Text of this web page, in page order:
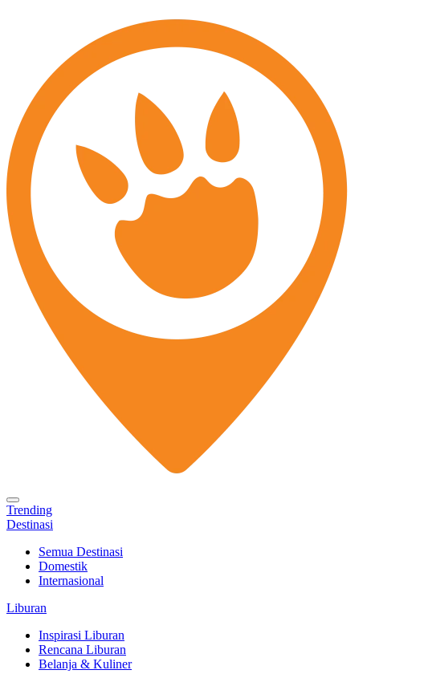
Trending
Destinasi
Semua Destinasi
Domestik
Internasional
Liburan
Inspirasi Liburan
Rencana Liburan
Belanja & Kuliner